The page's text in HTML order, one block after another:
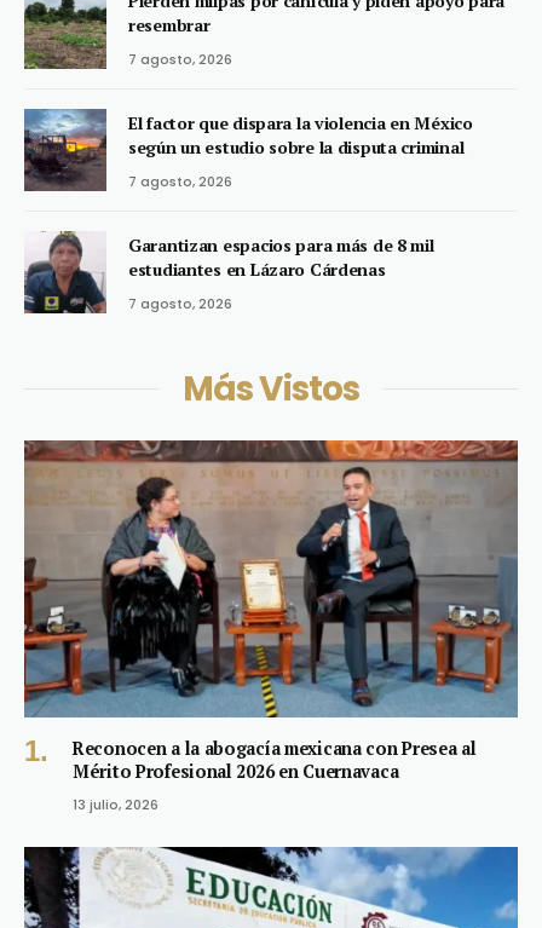
resembrar
7 agosto, 2026
El factor que dispara la violencia en México
según un estudio sobre la disputa criminal
7 agosto, 2026
Garantizan espacios para más de 8 mil
estudiantes en Lázaro Cárdenas
7 agosto, 2026
Más Vistos
Reconocen a la abogacía mexicana con Presea al
Mérito Profesional 2026 en Cuernavaca
13 julio, 2026